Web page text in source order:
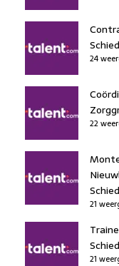
24
22
21
21